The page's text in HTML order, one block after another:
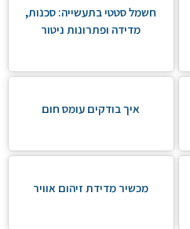
חשמל סטטי בתעשייה: סכנות,
מדידה ופתרונות ניטור
איך בודקים עומס חום
מכשיר מדידת זיהום אוויר